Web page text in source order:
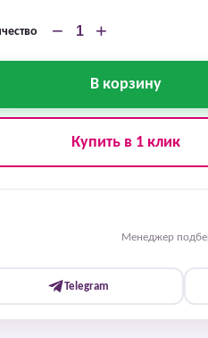
− +
В корзину
Купить в 1 клик
Менеджер
Telegram